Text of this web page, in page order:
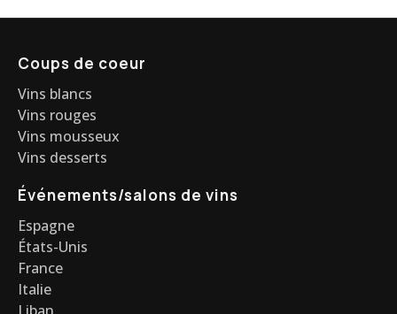
Coups de coeur
Vins blancs
Vins rouges
Vins mousseux
Vins desserts
Événements/salons de vins
Espagne
États-Unis
France
Italie